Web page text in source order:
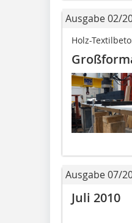
Ausgabe 02/
Holz-
Ausgabe 07/
Juli 2010